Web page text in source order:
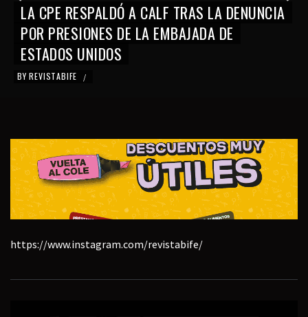
LA CPE RESPALDÓ A CALF TRAS LA DENUNCIA
POR PRESIONES DE LA EMBAJADA DE
ESTADOS UNIDOS
BY REVISTABIFE /
https://www.instagram.com/revistabife/